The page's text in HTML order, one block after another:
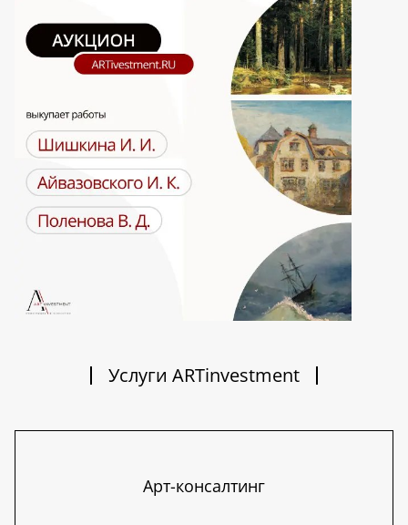
Услуги ARTinvestment
Арт-консалтинг